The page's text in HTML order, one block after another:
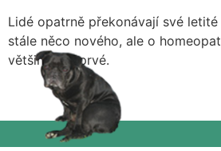
Lidé opatrně překonávají své
stále něco nového, ale o
většinou poprvé.